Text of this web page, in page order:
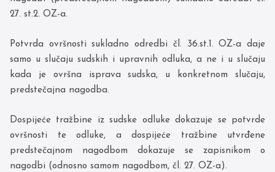
27. st.2. OZ-a.
Potvrda ovršnosti sukladno odredbi čl. 36.st.1. OZ-a daje
samo u slučaju sudskih i upravnih odluka, a ne i u slučaju
kada je ovršna isprava sudska, u konkretnom slučaju,
predstečajna nagodba.
Dospijeće tražbine iz sudske odluke dokazuje se potvrde
ovršnosti te odluke, a dospijeće tražbine utvrđene
predstečajnom nagodbom dokazuje se zapisnikom o
nagodbi (odnosno samom nagodbom, čl. 27. OZ-a).